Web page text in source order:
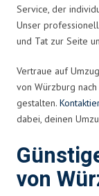
Service, der
Unser
und Tat zur Seite
Vertraue auf
von Würzburg
gestalten.
dabei, deinen
von